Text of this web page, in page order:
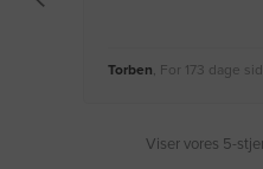
Torben, For 173 dage
Viser vores 5-